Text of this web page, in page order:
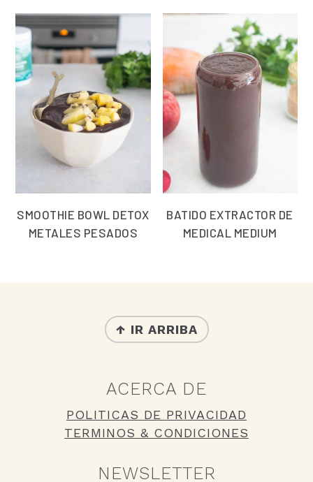
SMOOTHIE BOWL DETOX
METALES PESADOS
BATIDO EXTRACTOR DE
MEDICAL MEDIUM
↑ IR ARRIBA
ACERCA DE
POLITICAS DE PRIVACIDAD
TERMINOS & CONDICIONES
NEWSLETTER